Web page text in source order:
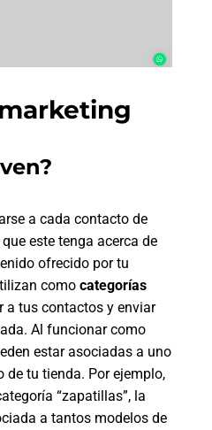
a cada contacto de
este tenga acerca de
ofrecido por tu
como categorías
a tus contactos y enviar
Al funcionar como
estar asociadas a uno
de tu tienda. Por ejemplo,
“zapatillas”, la
a tantos modelos de